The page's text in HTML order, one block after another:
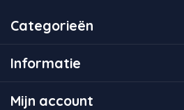
Categorieën
Informatie
Mijn account